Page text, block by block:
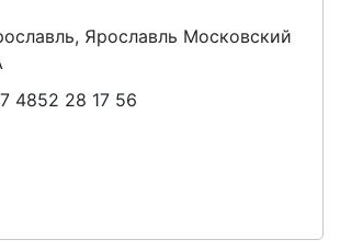
Ярославль Московский
4852 28 17 56